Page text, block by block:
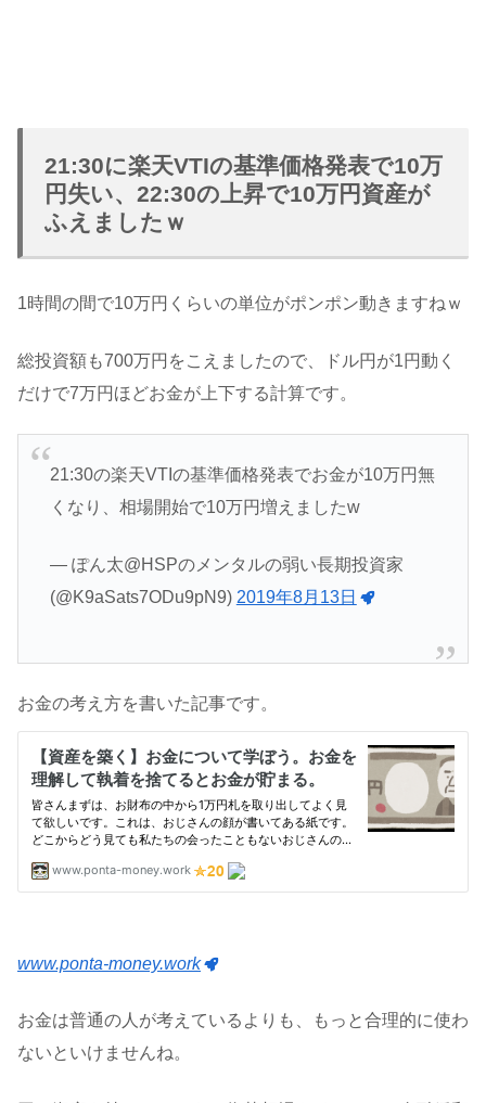
21:30に楽天VTIの基準価格発表で10万
円失い、22:30の上昇で10万円資産が
ふえましたｗ
1時間の間で10万円くらいの単位がポンポン動きますねｗ
総投資額も700万円をこえましたので、ドル円が1円動く
だけで7万円ほどお金が上下する計算です。
21:30の楽天VTIの基準価格発表でお金が10万円無
くなり、相場開始で10万円増えましたw
— ぽん太@HSPのメンタルの弱い長期投資家
(@K9aSats7ODu9pN9) 2019年8月13日
お金の考え方を書いた記事です。
www.ponta-money.work
お金は普通の人が考えているよりも、もっと合理的に使わ
ないといけませんね。